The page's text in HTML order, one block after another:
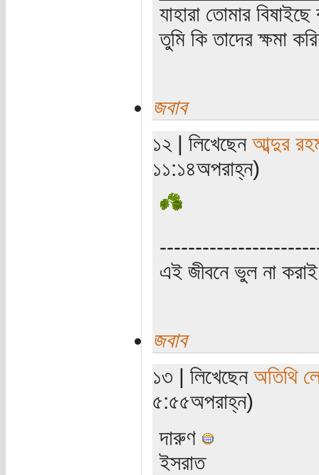
যাহারা তোমার
তুমি কি তাদের ক্ষমা
জবাব
১২ | লিখেছেন আব্দুর
১১:১৪অপরাহ্ন)
এই জীবনে ভুল না
জবাব
১৩ | লিখেছেন অতিথি
৫:৫৫অপরাহ্ন)
দারুণ
ইসরাত